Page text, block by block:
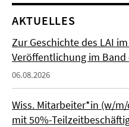
AKTUELLES
Zur Geschichte des LAI
Veröffentlichung im
06.08.2026
Wiss. Mitarbeiter*in (w/
mit 50%-